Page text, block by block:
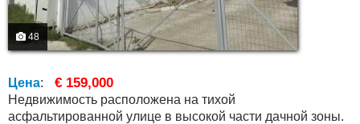
48
Цена: € 159,000
Недвижимость расположена на тихой
асфальтированной улице в высокой части дачной зоны.